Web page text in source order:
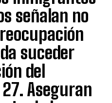
señalan no
suceder
del
Aseguran